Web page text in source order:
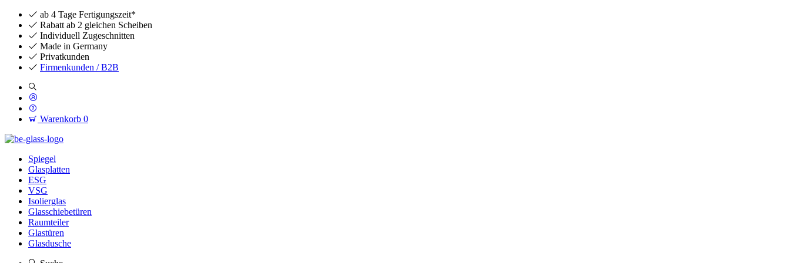
ab 4 Tage Fertigungszeit*
Rabatt ab 2 gleichen Scheiben
Individuell Zugeschnitten
Made in Germany
Privatkunden
Firmenkunden / B2B
Warenkorb 0
Spiegel
Glasplatten
ESG
VSG
Isolierglas
Glasschiebetüren
Raumteiler
Glastüren
Glasdusche